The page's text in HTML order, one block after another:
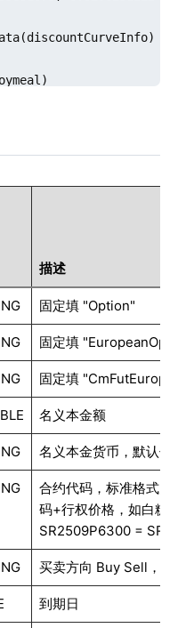
2019.12.13,
2772, 2847, 2775]
maturities, strikes,
2019.10.11,
2019.11.14,
描述
固定填 "Option"
固定填
固定填
名义本金额
名义本金货币，默认值
合约代码，标准格式为
码+行权价格，如白糖期
SR2509P6300 =
买卖方向 Buy Sell，默
到期日